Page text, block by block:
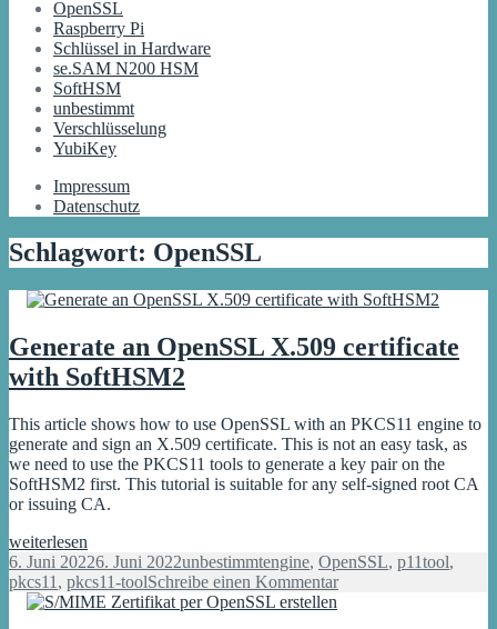
OpenSSL
Raspberry Pi
Schlüssel in Hardware
se.SAM N200 HSM
SoftHSM
unbestimmt
Verschlüsselung
YubiKey
Impressum
Datenschutz
Schlagwort: OpenSSL
Generate an OpenSSL X.509 certificate
with SoftHSM2
This article shows how to use OpenSSL with an PKCS11 engine to
generate and sign an X.509 certificate. This is not an easy task, as
we need to use the PKCS11 tools to generate a key pair on the
SoftHSM2 first. This tutorial is suitable for any self-signed root CA
or issuing CA.
Generate
an
OpenSSL
X.509
weiterlesen
Veröffentlicht
am
6. Juni 20226. Juni 2022Kategorien
unbestimmtSchlagwörter
engine, OpenSSL, p11tool,
pkcs11 , pkcs11-toolSchreibe einen Kommentarzu